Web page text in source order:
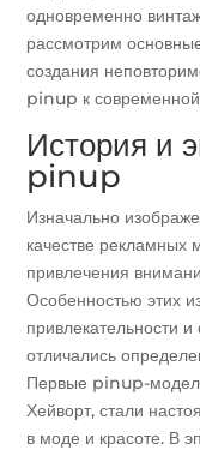
одновременно
рассмотрим
создания
pinup к
История и
pinup
Изначально
качестве рекламных
привлечения
Особенностью этих
привлекательности
отличались
Первые pinup-
Хейворт, стали
в моде и красоте. В